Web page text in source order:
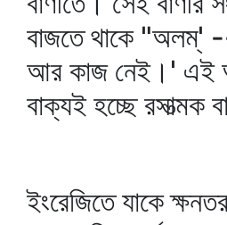
বাজতে থাকে "অলম্‌'
আর কাজ নেই।' এই
বাক্যই হচ্ছে রসাত্মক
ইংরেজিতে যাকে